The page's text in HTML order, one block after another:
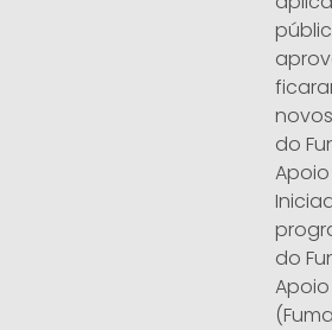
do
do